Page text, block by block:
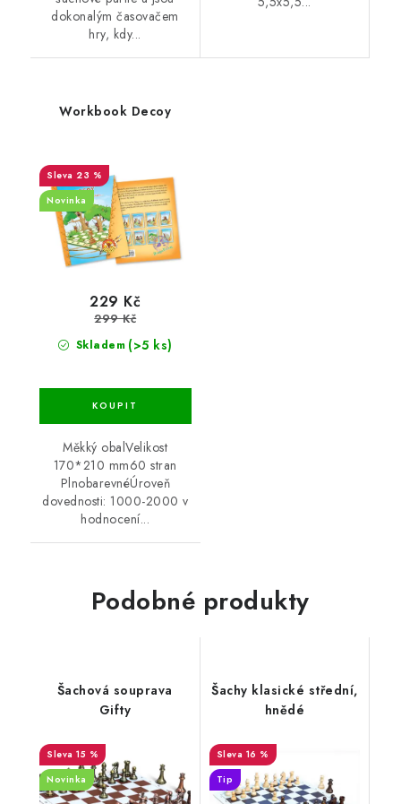
dokonalým časovačem
hry, kdy...
Workbook Decoy
23 %
Novinka
Skladem (>5 ks)
229 Kč
299 Kč
Měkký obalVelikost
170*210 mm60 stran
PlnobarevnéÚroveň
dovednosti: 1000-2000 v
hodnocení...
Podobné produkty
Šachová souprava
Gifty
15 %
Novinka
Šachy klasické střední,
hnědé
16 %
Tip